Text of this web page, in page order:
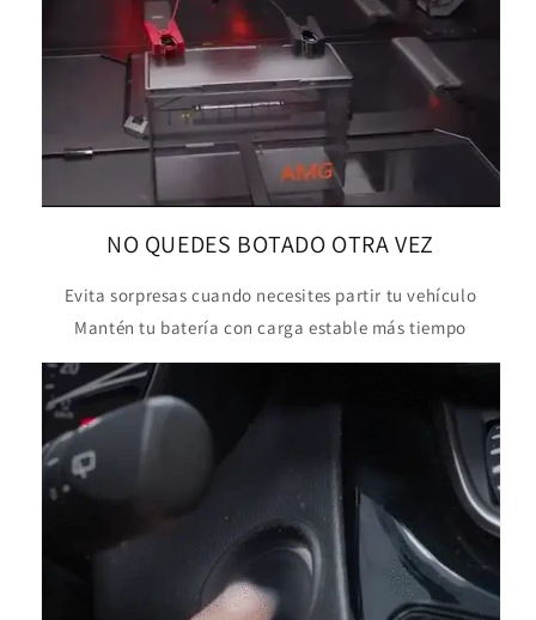
NO QUEDES BOTADO OTRA VEZ
Evita sorpresas cuando necesites partir tu vehículo
Mantén tu batería con carga estable más tiempo